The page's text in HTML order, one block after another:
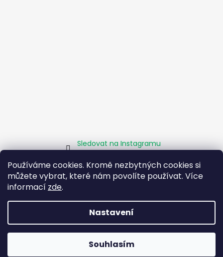
Používáme cookies. Kromě nezbytných cookies si
můžete vybrat, které nám povolíte používat. Více
informací zde.
Nastavení
Souhlasím
Sledovat na Instagramu
Homepage Obchodní podmínky Kamenné pobočky
Facebook
Boty Rybička. Všechna práva vyhrazena.